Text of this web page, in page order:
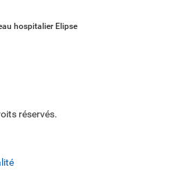
hospitalier Elipse
réservés.